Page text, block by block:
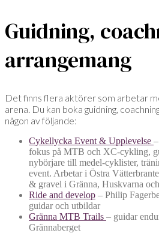
Guidning,
arrangemang
Det finns flera aktörer som arbetar
arena. Du kan boka guidning,
någon av följande:
Cykellycka Event & Upplevelse
fokus på MTB och XC-cykling,
nybörjare till medel-cyklister,
event. Arbetar i Östra
& gravel i Gränna, Huskvarna
Ride and develop – Philip
guidar och utbildar
Gränna MTB Trails – guidar
Grännaberget